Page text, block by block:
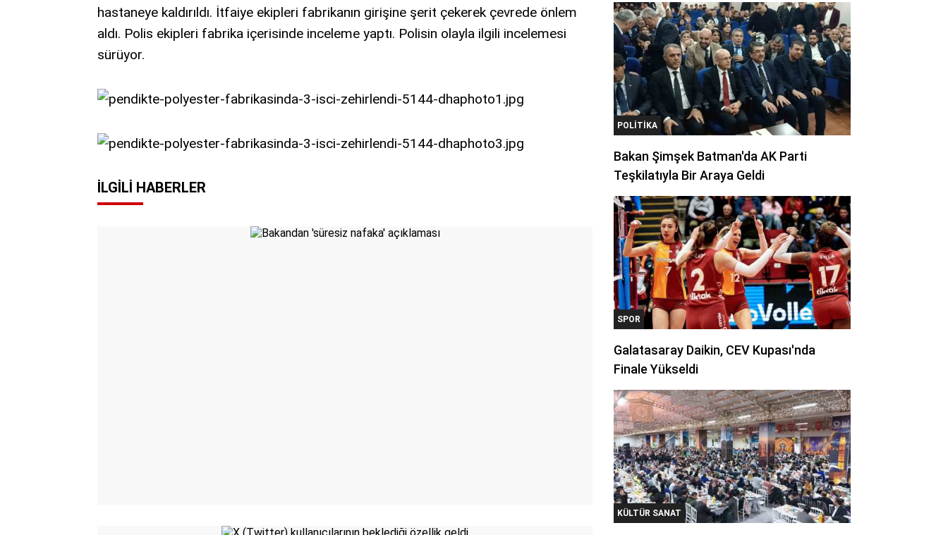
hastaneye kaldırıldı. İtfaiye ekipleri fabrikanın girişine şerit çekerek çevrede önlem
aldı. Polis ekipleri fabrika içerisinde inceleme yaptı. Polisin olayla ilgili incelemesi
sürüyor.
İLGILI HABERLER
POLITIKA
Bakan Şimşek Batman'da AK Parti
Teşkilatıyla Bir Araya Geldi
SPOR
Galatasaray Daikin, CEV Kupası'nda
Finale Yükseldi
KÜLTÜR SANAT